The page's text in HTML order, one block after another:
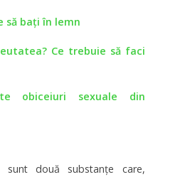
să bați în lemn
Ce trebuie să faci
obiceiuri sexuale din
sunt două substanţe care,